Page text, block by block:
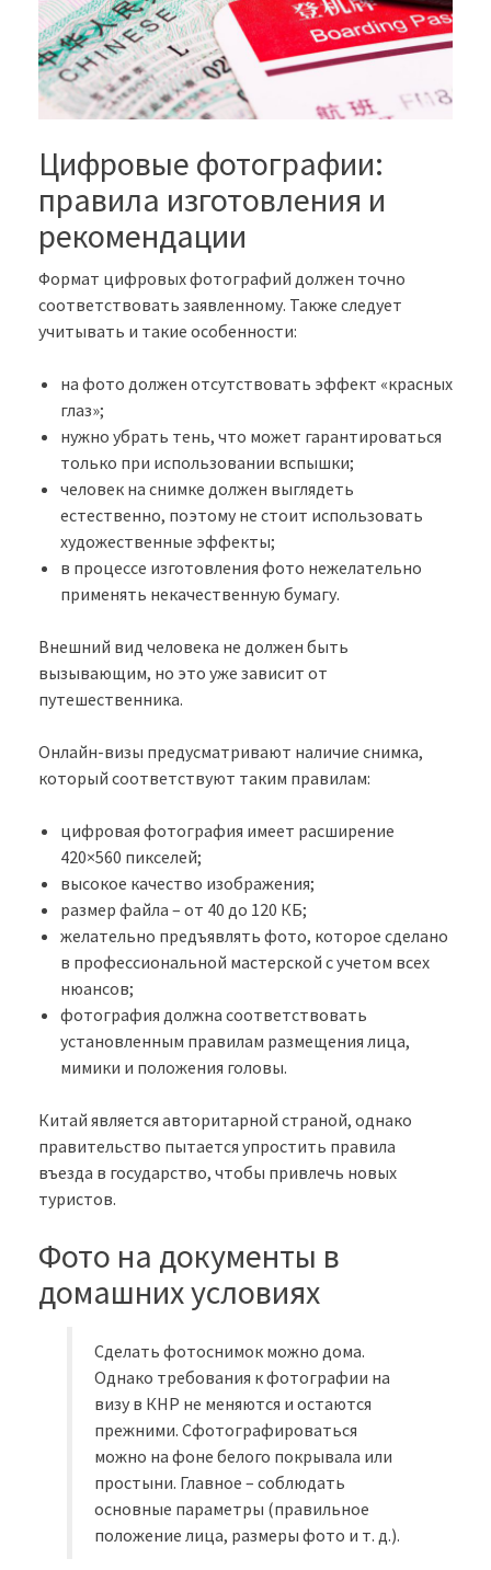
Цифровые фотографии:
правила изготовления и
рекомендации
Формат цифровых фотографий должен точно
соответствовать заявленному. Также следует
учитывать и такие особенности:
на фото должен отсутствовать эффект «красных
глаз»;
нужно убрать тень, что может гарантироваться
только при использовании вспышки;
человек на снимке должен выглядеть
естественно, поэтому не стоит использовать
художественные эффекты;
в процессе изготовления фото нежелательно
применять некачественную бумагу.
Внешний вид человека не должен быть
вызывающим, но это уже зависит от
путешественника.
Онлайн-визы предусматривают наличие снимка,
который соответствуют таким правилам:
цифровая фотография имеет расширение
420×560 пикселей;
высокое качество изображения;
размер файла – от 40 до 120 КБ;
желательно предъявлять фото, которое сделано
в профессиональной мастерской с учетом всех
нюансов;
фотография должна соответствовать
установленным правилам размещения лица,
мимики и положения головы.
Китай является авторитарной страной, однако
правительство пытается упростить правила
въезда в государство, чтобы привлечь новых
туристов.
Фото на документы в
домашних условиях
Сделать фотоснимок можно дома.
Однако требования к фотографии на
визу в КНР не меняются и остаются
прежними. Сфотографироваться
можно на фоне белого покрывала или
простыни. Главное – соблюдать
основные параметры (правильное
положение лица, размеры фото и т. д.).